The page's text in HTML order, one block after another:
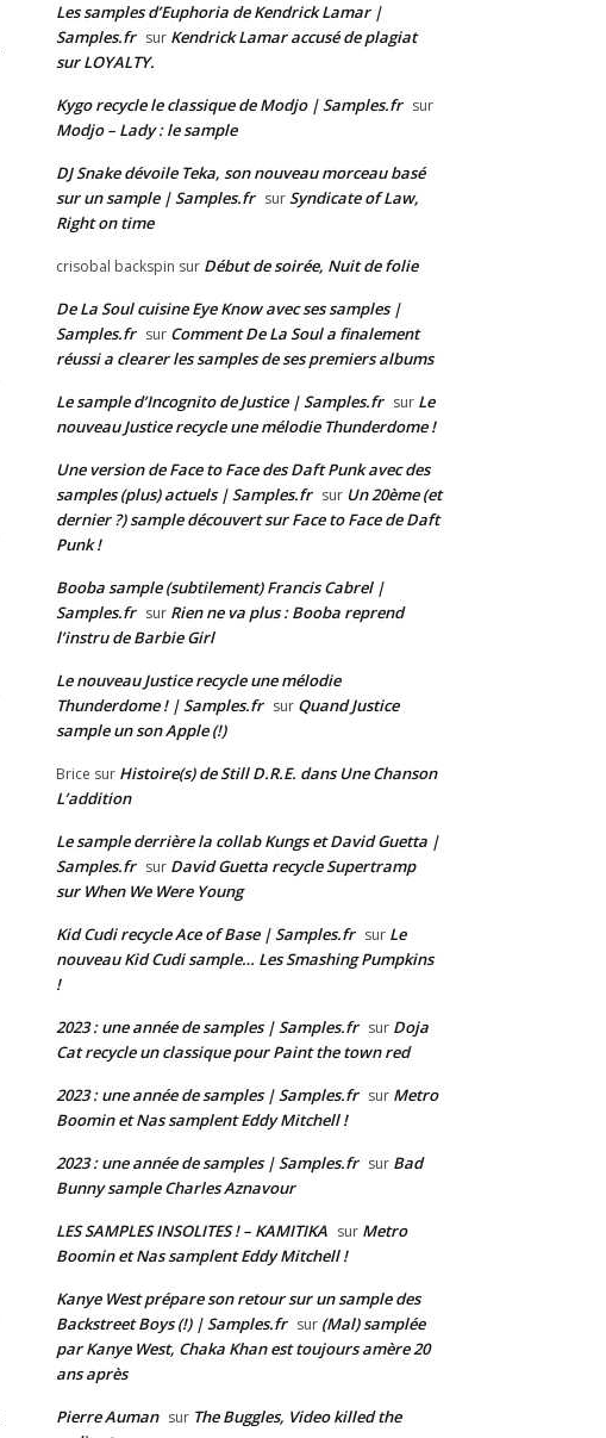
Les samples d’Euphoria de Kendrick Lamar |
Samples.fr sur Kendrick Lamar accusé de plagiat
sur LOYALTY.
Kygo recycle le classique de Modjo | Samples.fr sur
Modjo – Lady : le sample
DJ Snake dévoile Teka, son nouveau morceau basé
sur un sample | Samples.fr surSyndicate of Law,
Right on time
crisobal backspin sur Début de soirée, Nuit de folie
De La Soul cuisine Eye Know avec ses samples |
Samples.fr sur Comment De La Soul a finalement
réussi a clearer les samples de ses premiers albums
Le sample d’Incognito de Justice | Samples.fr sur Le
nouveau Justice recycle une mélodie Thunderdome !
Une version de Face to Face des Daft Punk avec des
samples (plus) actuels | Samples.fr sur Un 20ème (et
dernier ?) sample découvert sur Face to Face de Daft
Punk !
Booba sample (subtilement) Francis Cabrel |
Samples.fr sur Rien ne va plus : Booba reprend
l’instru de Barbie Girl
Le nouveau Justice recycle une mélodie
Thunderdome ! | Samples.fr sur Quand Justice
sample un son Apple (!)
Brice sur Histoire(s) de Still D.R.E. dans Une Chanson
L’addition
Le sample derrière la collab Kungs et David Guetta |
Samples.fr sur David Guetta recycle Supertramp
sur When We Were Young
Kid Cudi recycle Ace of Base | Samples.fr sur Le
nouveau Kid Cudi sample… Les Smashing Pumpkins
!
2023 : une année de samples | Samples.fr sur Doja
Cat recycle un classique pour Paint the town red
2023 : une année de samples | Samples.fr sur Metro
Boomin et Nas samplent Eddy Mitchell !
2023 : une année de samples | Samples.fr sur Bad
Bunny sample Charles Aznavour
LES SAMPLES INSOLITES ! – KAMITIKA sur Metro
Boomin et Nas samplent Eddy Mitchell !
Kanye West prépare son retour sur un sample des
Backstreet Boys (!) | Samples.fr sur (Mal) samplée
par Kanye West, Chaka Khan est toujours amère 20
ans après
Pierre Auman sur The Buggles, Video killed the